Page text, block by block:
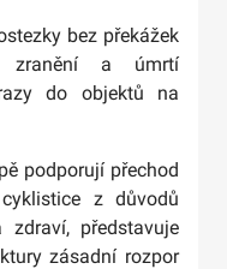
bez překážek
zranění a úmrtí
do objektů na
podporují přechod
z důvodů
představuje
zásadní rozpor